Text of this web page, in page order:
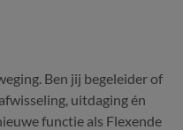
Ben jij begeleider of
uitdaging én
functie als Flexende